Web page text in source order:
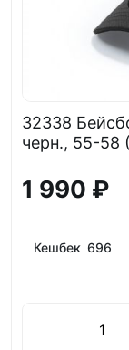
32338
черн., 55-58
1 990 ₽
Кешбек 696